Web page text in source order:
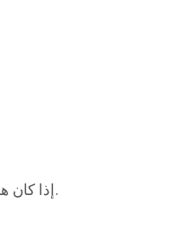
إذا كان هناك خطأ في التعرف وترغب في تصحيح محتوى القراءة، يمكنك التعديل هنا.